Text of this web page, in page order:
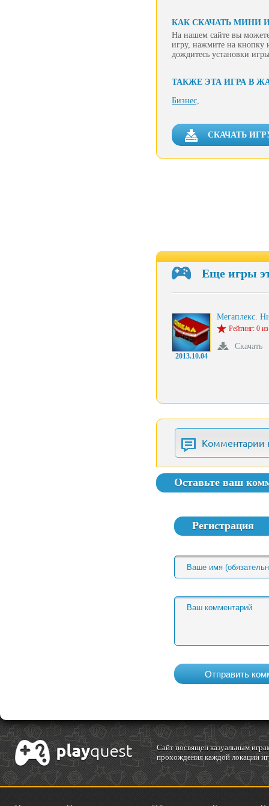
КАК СКАЧАТЬ МИНИ
На нашем сайте вы
игру, нажмите на кнопку
дождитесь установки
ТАКЖЕ ЭТА ИГРА В
Бизнес,
СКАЧАТЬ
Еще игры
2013.10.04
Мегаплекс.
Рейтинг: 0
Скачать
Комментарии
Оставьте ваш
Регистрация
Cайт посвящен казуальным
прохождения каждой локации